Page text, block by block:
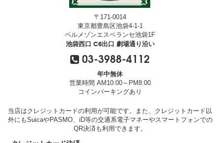
〒171-0014
東京都豊島区池袋4-1-1
ベルメゾンエスペランセ池袋1F
池袋西口 C6出口 劇場通り沿い
03-3988-4112
年中無休
営業時間 AM10:00～PM8:00
コインパーキングあり
当店はクレジットカードの利用が可能です。また、クレジットカード以
外にもSuicaやPASMO、iD等の交通系電子マネーやスマートフォンでの
QR決済も利用できます。